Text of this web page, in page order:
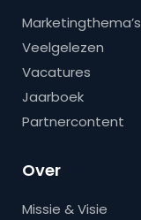
Marketingthema’s
Veelgelezen
Vacatures
Jaarboek
Partnercontent
Over
Missie & Visie